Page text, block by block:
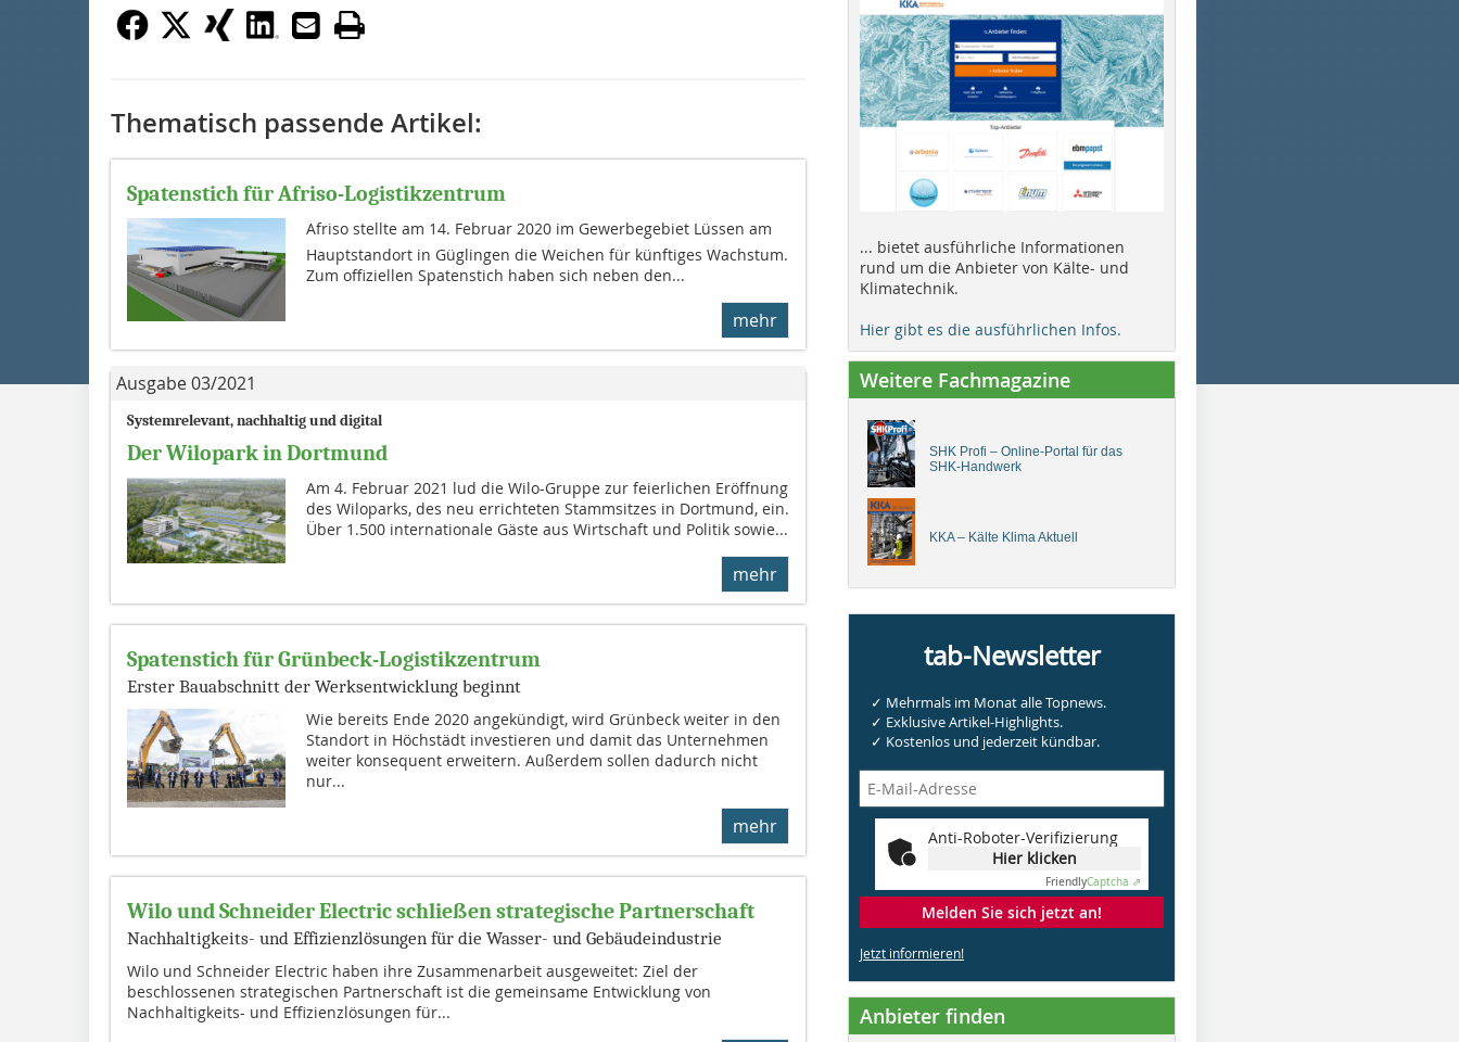
Thematisch passende Artikel:
Spatenstich für Afriso-Logistikzentrum
Afriso stellte am 14. Februar 2020 im Gewerbegebiet Lüssen am
Hauptstandort in Güglingen die Weichen für künftiges Wachstum.
Zum offiziellen Spatenstich haben sich neben den...
mehr
Ausgabe 03/2021
Systemrelevant, nachhaltig und digital
Der Wilopark in Dortmund
Am 4. Februar 2021 lud die Wilo-Gruppe zur feierlichen Eröffnung
des Wiloparks, des neu errichteten Stammsitzes in Dortmund, ein.
Über 1.500 internationale Gäste aus Wirtschaft und Politik sowie...
mehr
Spatenstich für Grünbeck-Logistikzentrum
Erster Bauabschnitt der Werksentwicklung beginnt
Wie bereits Ende 2020 angekündigt, wird Grünbeck weiter in den
Standort in Höchstädt investieren und damit das Unternehmen
weiter konsequent erweitern. Außerdem sollen dadurch nicht
nur...
mehr
Wilo und Schneider Electric schließen strategische Partnerschaft
Nachhaltigkeits- und Effizienzlösungen für die Wasser- und Gebäudeindustrie
Wilo und Schneider Electric haben ihre Zusammenarbeit ausgeweitet: Ziel der
beschlossenen strategischen Partnerschaft ist die gemeinsame Entwicklung von
Nachhaltigkeits- und Effizienzlösungen für...
... bietet ausführliche Informationen
rund um die Anbieter von Kälte- und
Klimatechnik.
Hier gibt es die ausführlichen Infos.
Weitere Fachmagazine
SHK Profi – Online-Portal für das
SHK-Handwerk
KKA – Kälte Klima Aktuell
tab-Newsletter
✓ Mehrmals im Monat alle Topnews.
✓ Exklusive Artikel-Highlights.
✓ Kostenlos und jederzeit kündbar.
Anti-Roboter-Verifizierung
Hier klicken
FriendlyCaptcha ⇗
Melden Sie sich jetzt an!
Jetzt informieren!
Anbieter finden